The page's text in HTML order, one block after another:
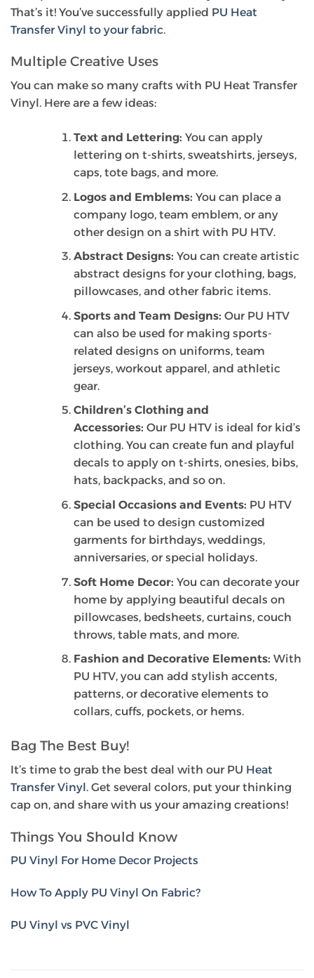
That’s it! You’ve successfully applied PU Heat
Transfer Vinyl to your fabric.
Multiple Creative Uses
You can make so many crafts with PU Heat Transfer
Vinyl. Here are a few ideas:
Text and Lettering: You can apply
lettering on t-shirts, sweatshirts, jerseys,
caps, tote bags, and more.
Logos and Emblems: You can place a
company logo, team emblem, or any
other design on a shirt with PU HTV.
Abstract Designs: You can create artistic
abstract designs for your clothing, bags,
pillowcases, and other fabric items.
Sports and Team Designs: Our PU HTV
can also be used for making sports-
related designs on uniforms, team
jerseys, workout apparel, and athletic
gear.
Children’s Clothing and
Accessories: Our PU HTV is ideal for kid’s
clothing. You can create fun and playful
decals to apply on t-shirts, onesies, bibs,
hats, backpacks, and so on.
Special Occasions and Events: PU HTV
can be used to design customized
garments for birthdays, weddings,
anniversaries, or special holidays.
Soft Home Decor: You can decorate your
home by applying beautiful decals on
pillowcases, bedsheets, curtains, couch
throws, table mats, and more.
Fashion and Decorative Elements: With
PU HTV, you can add stylish accents,
patterns, or decorative elements to
collars, cuffs, pockets, or hems.
Bag The Best Buy!
It’s time to grab the best deal with our PU Heat
Transfer Vinyl. Get several colors, put your thinking
cap on, and share with us your amazing creations!
Things You Should Know
PU Vinyl For Home Decor Projects
How To Apply PU Vinyl On Fabric?
PU Vinyl vs PVC Vinyl